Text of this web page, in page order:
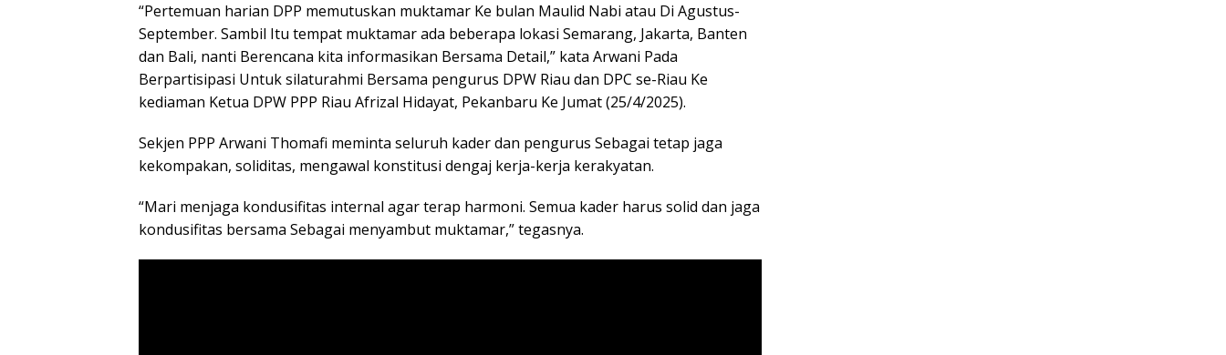
“Pertemuan harian DPP memutuskan muktamar Ke bulan Maulid Nabi atau Di Agustus-
September. Sambil Itu tempat muktamar ada beberapa lokasi Semarang, Jakarta, Banten
dan Bali, nanti Berencana kita informasikan Bersama Detail,” kata Arwani Pada
Berpartisipasi Untuk silaturahmi Bersama pengurus DPW Riau dan DPC se-Riau Ke
kediaman Ketua DPW PPP Riau Afrizal Hidayat, Pekanbaru Ke Jumat (25/4/2025).
Sekjen PPP Arwani Thomafi meminta seluruh kader dan pengurus Sebagai tetap jaga
kekompakan, soliditas, mengawal konstitusi dengaj kerja-kerja kerakyatan.
“Mari menjaga kondusifitas internal agar terap harmoni. Semua kader harus solid dan jaga
kondusifitas bersama Sebagai menyambut muktamar,” tegasnya.